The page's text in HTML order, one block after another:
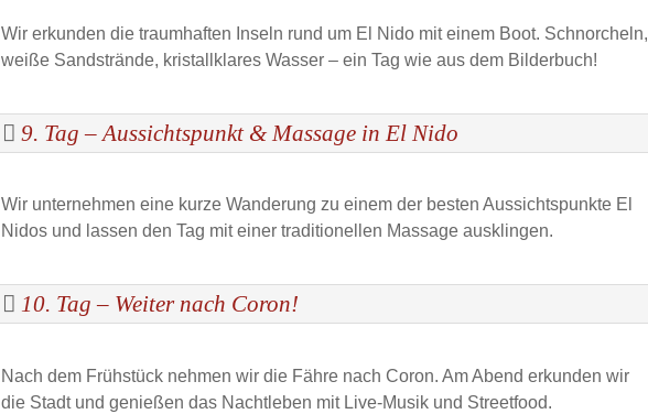
Wir erkunden die traumhaften Inseln rund um El Nido mit einem Boot. Schnorcheln,
weiße Sandstrände, kristallklares Wasser – ein Tag wie aus dem Bilderbuch!
9. Tag – Aussichtspunkt & Massage in El Nido
Wir unternehmen eine kurze Wanderung zu einem der besten Aussichtspunkte El
Nidos und lassen den Tag mit einer traditionellen Massage ausklingen.
10. Tag – Weiter nach Coron!
Nach dem Frühstück nehmen wir die Fähre nach Coron. Am Abend erkunden wir
die Stadt und genießen das Nachtleben mit Live-Musik und Streetfood.